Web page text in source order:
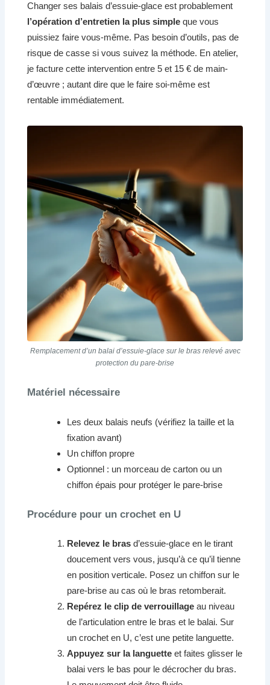
Changer ses balais d’essuie-glace est probablement
l’opération d’entretien la plus simple que vous
puissiez faire vous-même. Pas besoin d’outils, pas de
risque de casse si vous suivez la méthode. En atelier,
je facture cette intervention entre 5 et 15 € de main-
d’œuvre ; autant dire que le faire soi-même est
rentable immédiatement.
Remplacement d’un balai d’essuie-glace sur le bras relevé avec
protection du pare-brise
Matériel nécessaire
Les deux balais neufs (vérifiez la taille et la
fixation avant)
Un chiffon propre
Optionnel : un morceau de carton ou un
chiffon épais pour protéger le pare-brise
Procédure pour un crochet en U
Relevez le bras d’essuie-glace en le tirant
doucement vers vous, jusqu’à ce qu’il tienne
en position verticale. Posez un chiffon sur le
pare-brise au cas où le bras retomberait.
Repérez le clip de verrouillage au niveau
de l’articulation entre le bras et le balai. Sur
un crochet en U, c’est une petite languette.
Appuyez sur la languette et faites glisser le
balai vers le bas pour le décrocher du bras.